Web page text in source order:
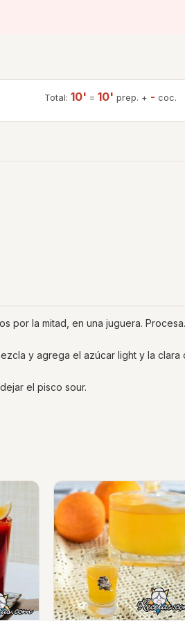
Total: 10' = 10' prep. + - coc.
por la mitad, en una juguera. Procesa.
y agrega el azúcar light y la clara
el pisco sour.